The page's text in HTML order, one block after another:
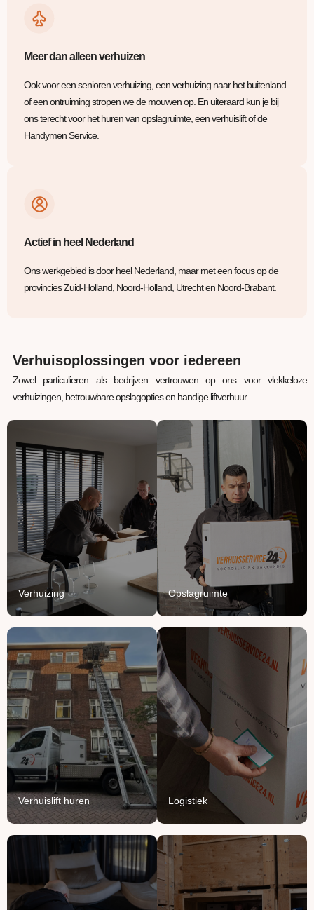
Meer dan alleen verhuizen
Ook voor een senioren verhuizing, een verhuizing naar het buitenland
of een ontruiming stropen we de mouwen op. En uiteraard kun je bij
ons terecht voor het huren van opslagruimte, een verhuislift of de
Handymen Service.
Actief in heel Nederland
Ons werkgebied is door heel Nederland, maar met een focus op de
provincies Zuid-Holland, Noord-Holland, Utrecht en Noord-Brabant.
Verhuisoplossingen voor iedereen
Zowel particulieren als bedrijven vertrouwen op ons voor vlekkeloze
verhuizingen, betrouwbare opslagopties en handige liftverhuur.
Verhuizing
Verhuizing
Uw inboedel van A naar
B verhuizen? Wij regelen
het van A tot Z.
Lees Meer
Opslagruimte
Opslagruimte
Jouw spullen staan bij
ons veilig, verwarmd en
beschermd.
Lees Meer
Verhuislift huren
Verhuislift
huren
Breng je verhuizing naar
grote hoogte met onze
verhuisliften.
Lees Meer
Logistiek
Logistiek
We vullen onze vrachten
aan met jouw meubels en
producten.
Handyman
service
Ontruimen